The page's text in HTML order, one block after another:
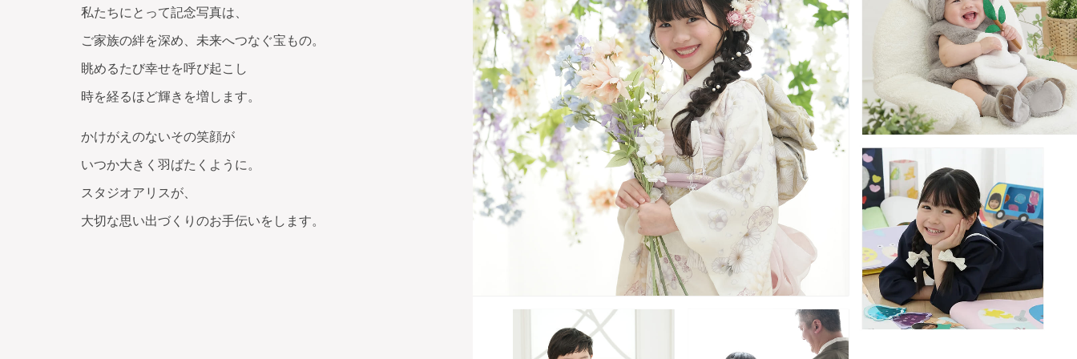
私たちにとって記念写真は、
ご家族の絆を深め、未来へつなぐ宝もの。
眺めるたび幸せを呼び起こし
時を経るほど輝きを増します。
かけがえのないその笑顔が
いつか大きく羽ばたくように。
スタジオアリスが、
大切な思い出づくりのお手伝いをします。